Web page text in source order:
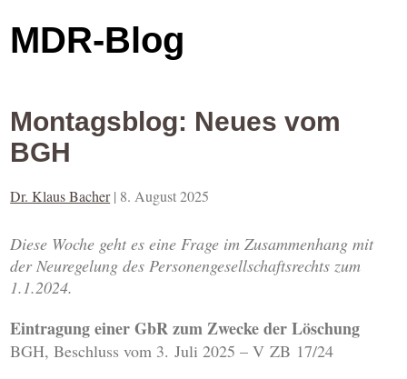
MDR-Blog
Montagsblog: Neues vom
BGH
Dr. Klaus Bacher | 8. August 2025
Diese Woche geht es eine Frage im Zusammenhang mit
der Neuregelung des Personengesellschaftsrechts zum
1.1.2024.
Eintragung einer GbR zum Zwecke der Löschung
BGH, Beschluss vom 3. Juli 2025 – V ZB 17/24